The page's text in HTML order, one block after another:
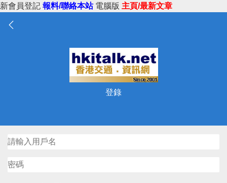
新會員登記 報料/聯絡本站 電腦版 主頁/最新文章
登錄